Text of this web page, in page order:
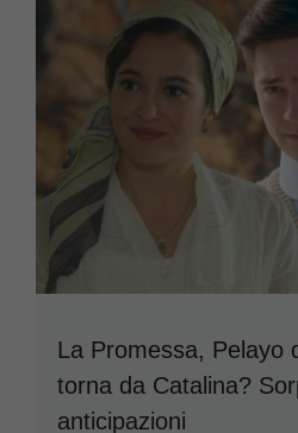
La Promessa, Pelayo
torna da Catalina?
anticipazioni